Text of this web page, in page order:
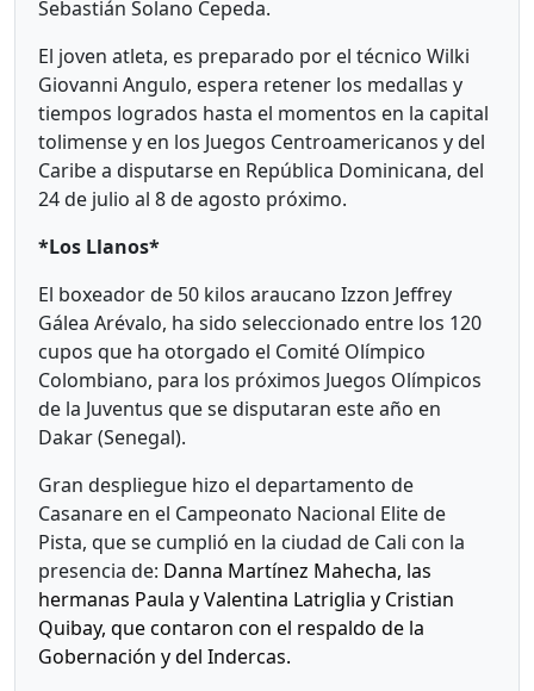
Sebastián Solano Cepeda.
El joven atleta, es preparado por el técnico Wilki
Giovanni Angulo, espera retener los medallas y
tiempos logrados hasta el momentos en la capital
tolimense y en los Juegos Centroamericanos y del
Caribe a disputarse en República Dominicana, del
24 de julio al 8 de agosto próximo.
*Los Llanos*
El boxeador de 50 kilos araucano Izzon Jeffrey
Gálea Arévalo, ha sido seleccionado entre los 120
cupos que ha otorgado el Comité Olímpico
Colombiano, para los próximos Juegos Olímpicos
de la Juventus que se disputaran este año en
Dakar (Senegal).
Gran despliegue hizo el departamento de
Casanare en el Campeonato Nacional Elite de
Pista, que se cumplió en la ciudad de Cali con la
presencia de: Danna Martínez Mahecha, las
hermanas Paula y Valentina Latriglia y Cristian
Quibay, que contaron con el respaldo de la
Gobernación y del Indercas.